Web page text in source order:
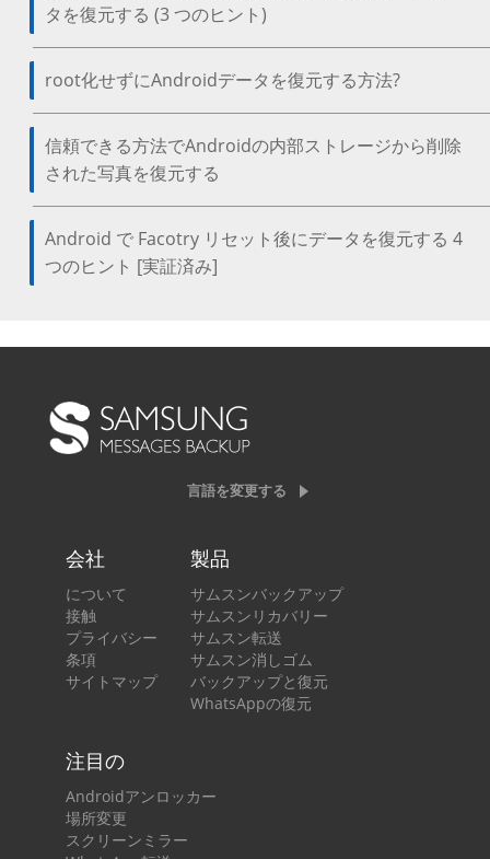
タを復元する (3 つのヒント)
root化せずにAndroidデータを復元する方法?
信頼できる方法でAndroidの内部ストレージから削除
された写真を復元する
Android で Facotry リセット後にデータを復元する 4
つのヒント [実証済み]
言語を変更する
会社
について
接触
プライバシー
条項
サイトマップ
製品
サムスンバックアップ
サムスンリカバリー
サムスン転送
サムスン消しゴム
バックアップと復元
WhatsAppの復元
注目の
Androidアンロッカー
場所変更
スクリーンミラー